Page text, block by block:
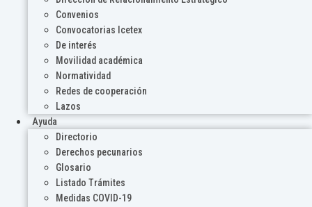
Convenios
Convocatorias Icetex
De interés
Movilidad académica
Normatividad
Redes de cooperación
Lazos
Ayuda
Directorio
Derechos pecunarios
Glosario
Listado Trámites
Medidas COVID-19